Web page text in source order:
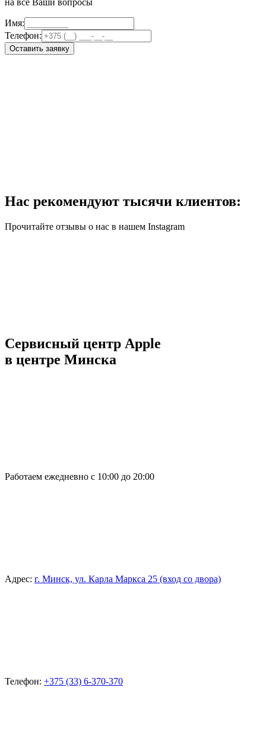
Имя:
Телефон:
Оставить заявку
Нас рекомендуют тысячи клиентов:
Прочитайте отзывы о нас в нашем Instagram
Сервисный центр Apple
в центре Минска
Работаем ежедневно с 10:00 до 20:00
Адрес: г. Минск, ул. Карла Маркса 25 (вход со двора)
Телефон: +375 (33) 6-370-370